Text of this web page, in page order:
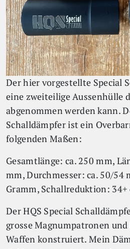
Der hier vorgestellte Special
eine zweiteilige Aussenhülle
abgenommen werden kann.
Schalldämpfer ist ein
folgenden Maßen:
Gesamtlänge: ca. 250 mm,
mm, Durchmesser: ca. 50/54
Gramm, Schallreduktion: 34+
Der HQS Special
grosse Magnumpatronen
Waffen konstruiert. Mein